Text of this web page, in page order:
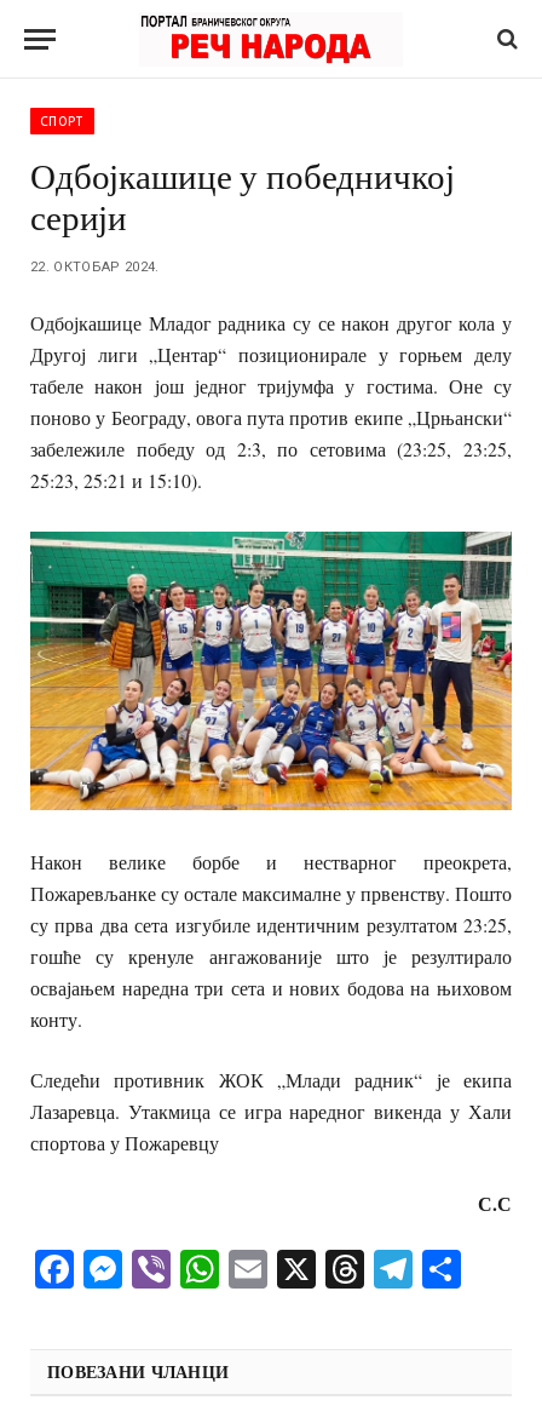
СПОРТ
Одбојкашице у победничкој
серији
22. ОКТОБАР 2024.
Одбојкашице Младог радника су се након другог кола у
Другој лиги „Центар“ позиционирале у горњем делу
табеле након још једног тријумфа у гостима. Оне су
поново у Београду, овога пута против екипе „Црњански“
забележиле победу од 2:3, по сетовима (23:25, 23:25,
25:23, 25:21 и 15:10).
Након велике борбе и нестварног преокрета,
Пожаревљанке су остале максималне у првенству. Пошто
су прва два сета изгубиле идентичним резултатом 23:25,
гошће су кренуле ангажованије што је резултирало
освајањем наредна три сета и нових бодова на њиховом
конту.
Следећи противник ЖОК „Млади радник“ је екипа
Лазаревца. Утакмица се игра наредног викенда у Хали
спортова у Пожаревцу
С.С
Facebook
Messenger
ViberWhatsApp
Email
X Threads
ПОВЕЗАНИ ЧЛАНЦИ